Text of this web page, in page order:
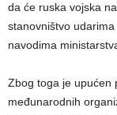
da će ruska vojska
stanovništvo
navodima
Zbog toga je upućen
međunarodnih